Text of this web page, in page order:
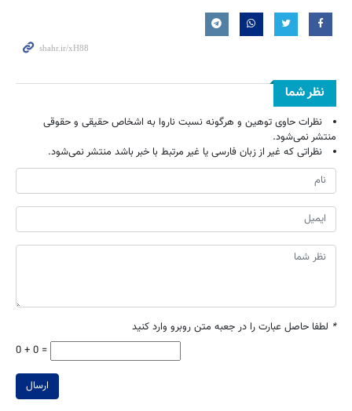
نظر شما
نظرات حاوی توهین و هرگونه نسبت ناروا به اشخاص حقیقی و حقوقی
منتشر نمی‌شود.
نظراتی که غیر از زبان فارسی یا غیر مرتبط با خبر باشد منتشر نمی‌شود.
* لطفا حاصل عبارت را در جعبه متن روبرو وارد کنید
0 + 0 =
ارسال